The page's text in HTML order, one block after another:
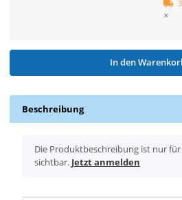
×
In den
Beschreibung
x
Die Produktbeschreibung ist nur
sichtbar. Jetzt anmelden